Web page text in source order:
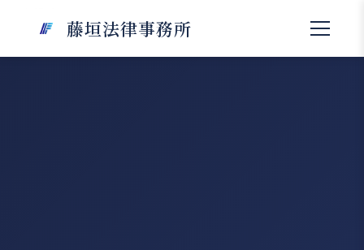
藤垣法律事務所